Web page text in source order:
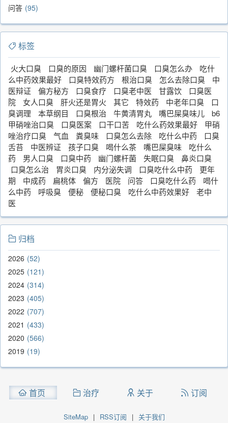
问答 95
标签
火大口臭 口臭的原因 幽门螺杆菌口臭 口臭怎么办
吃什
么中药效果最好
口臭特效药方 根治口臭 怎么去除口臭
中
医辩证
偏方秘方 口臭食疗 口臭老中医 甘露饮
口臭医
院
女人口臭 肝火还是胃火 其它 特效药 中老年口臭
口
臭调理
本草纲目 口臭根治 牛黄清胃丸 嘴巴屎臭味儿
b6
甲硝唑治口臭
口臭医案 口干口苦 吃什么药效果最好
甲硝
唑治疗口臭
气血 粪臭味 口臭怎么去除 吃什么中药
口臭
舌苔
中医辨证 孩子口臭 喝什么茶 嘴巴屎臭味
吃什么
药
男人口臭 口臭中药 幽门螺杆菌 失眠口臭
鼻炎口臭
口臭怎么治
胃炎口臭 内分泌失调 口臭吃什么中药
更年
期
中成药 扁桃体 偏方 医院 问答 口臭吃什么药
喝什
么中药
呼吸臭 便秘 便秘口臭 吃什么中药效果好
老中
医
归档
2026 52
2025 121
2024 314
2023 405
2022 707
2021
433
2020 566
2019 19
首页 治疗 关于 订阅
SiteMap | RSS订阅 | 关于我们